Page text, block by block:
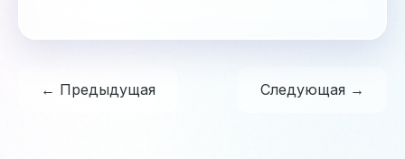
← Предыдущая Следующая →